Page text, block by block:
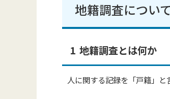
地籍調査につい
1 地籍調査とは何か
人に関する記録を「戸籍」と